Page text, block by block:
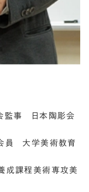
監事 日本陶彫会
員 大学美術教育
成課程美術専攻美